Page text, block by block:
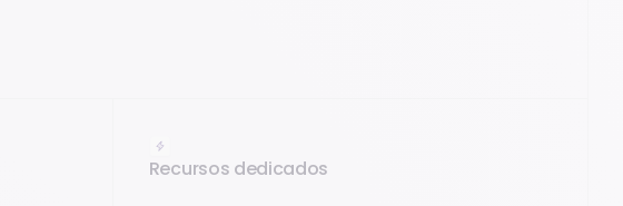
Recursos dedicados